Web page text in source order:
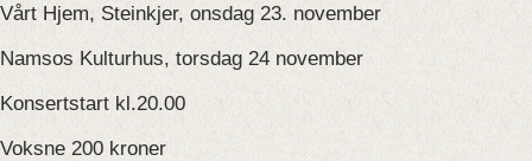
Vårt Hjem, Steinkjer, onsdag 23. november
Namsos Kulturhus, torsdag 24 november
Konsertstart kl.20.00
Voksne 200 kroner